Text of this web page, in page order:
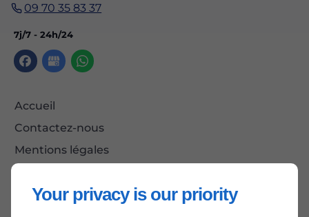
Your privacy is our priority
09 70 35 83 37
7j/7 - 24h/24
Accueil
Contactez-nous
Mentions légales